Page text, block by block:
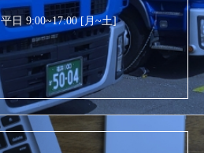
平日 9:00~17:00 [月~土]